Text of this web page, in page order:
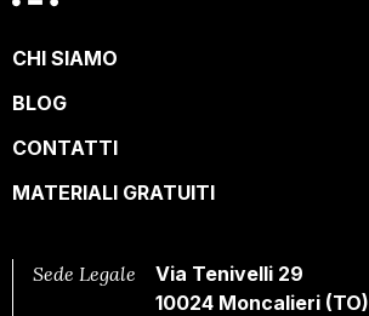
CHI SIAMO
BLOG
CONTATTI
MATERIALI GRATUITI
Sede Legale
Via Tenivelli 29
10024 Moncalieri (TO)